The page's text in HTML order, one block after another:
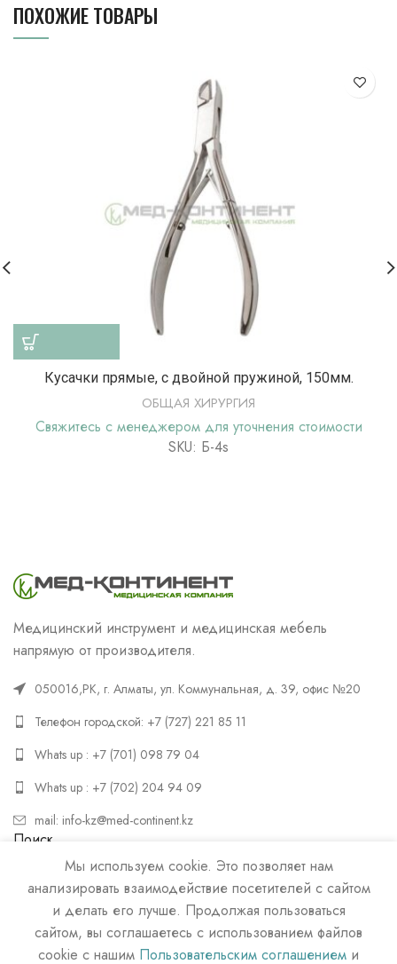
ПОХОЖИЕ ТОВАРЫ
Кусачки прямые, с двойной пружиной, 150мм.
ОБЩАЯ ХИРУРГИЯ
Свяжитесь с менеджером для уточнения стоимости
SKU: Б-4s
Медицинский инструмент и медицинская мебель
напрямую от производителя.
050016,РК, г. Алматы, ул. Коммунальная, д. 39, офис №20
Телефон городской: +7 (727) 221 85 11
Whats up : +7 (701) 098 79 04
Whats up : +7 (702) 204 94 09
mail: info-kz@med-continent.kz
Поиск
ПОИСК
Мы используем cookie. Это позволяет нам
анализировать взаимодействие посетителей с сайтом
и делать его лучше. Продолжая пользоваться
сайтом, вы соглашаетесь с использованием файлов
cookie с нашим Пользовательским соглашением и